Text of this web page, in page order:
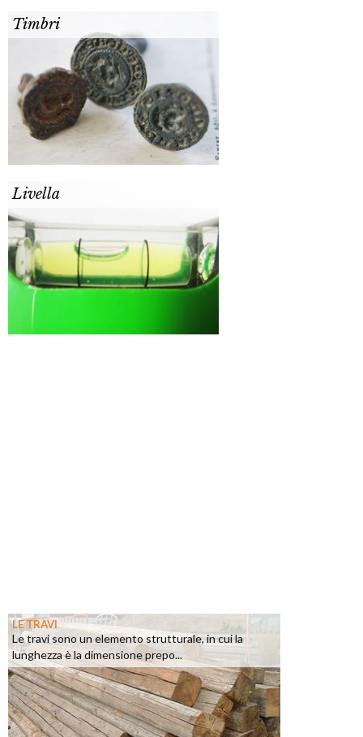
Timbri
Livella
LE TRAVI
Le travi sono un elemento strutturale, in cui la
lunghezza è la dimensione prepo...